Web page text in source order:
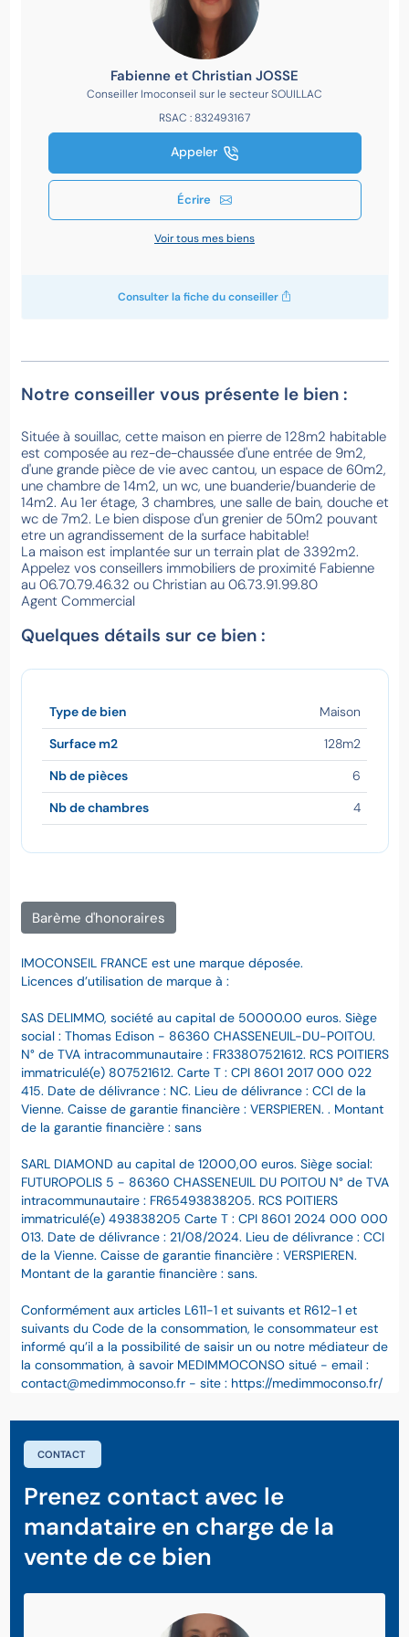
Fabienne et Christian JOSSE
Conseiller Imoconseil sur le secteur SOUILLAC
RSAC : 832493167
Appeler
Écrire
Voir tous mes biens
Consulter la fiche du conseiller
Notre conseiller vous présente le bien :
Située à souillac, cette maison en pierre de 128m2 habitable
est composée au rez-de-chaussée d'une entrée de 9m2,
d'une grande pièce de vie avec cantou, un espace de 60m2,
une chambre de 14m2, un wc, une buanderie/buanderie de
14m2. Au 1er étage, 3 chambres, une salle de bain, douche et
wc de 7m2. Le bien dispose d'un grenier de 50m2 pouvant
etre un agrandissement de la surface habitable!
La maison est implantée sur un terrain plat de 3392m2.
Appelez vos conseillers immobiliers de proximité Fabienne
au 06.70.79.46.32 ou Christian au 06.73.91.99.80
Agent Commercial
Quelques détails sur ce bien :
Type de bien Maison
Surface m2 128m2
Nb de pièces 6
Nb de chambres 4
Barème d'honoraires
IMOCONSEIL FRANCE est une marque déposée.
Licences d’utilisation de marque à :
SAS DELIMMO, société au capital de 50000.00 euros. Siège
social : Thomas Edison - 86360 CHASSENEUIL-DU-POITOU.
N° de TVA intracommunautaire : FR33807521612. RCS POITIERS
immatriculé(e) 807521612. Carte T : CPI 8601 2017 000 022
415. Date de délivrance : NC. Lieu de délivrance : CCI de la
Vienne. Caisse de garantie financière : VERSPIEREN. . Montant
de la garantie financière : sans
SARL DIAMOND au capital de 12000,00 euros. Siège social:
FUTUROPOLIS 5 - 86360 CHASSENEUIL DU POITOU N° de TVA
intracommunautaire : FR65493838205. RCS POITIERS
immatriculé(e) 493838205 Carte T : CPI 8601 2024 000 000
013. Date de délivrance : 21/08/2024. Lieu de délivrance : CCI
de la Vienne. Caisse de garantie financière : VERSPIEREN.
Montant de la garantie financière : sans.
Conformément aux articles L611-1 et suivants et R612-1 et
suivants du Code de la consommation, le consommateur est
informé qu’il a la possibilité de saisir un ou notre médiateur de
la consommation, à savoir MEDIMMOCONSO situé - email :
contact@medimmoconso.fr - site : https://medimmoconso.fr/
CONTACT
Prenez contact avec le
mandataire en charge de la
vente de ce bien